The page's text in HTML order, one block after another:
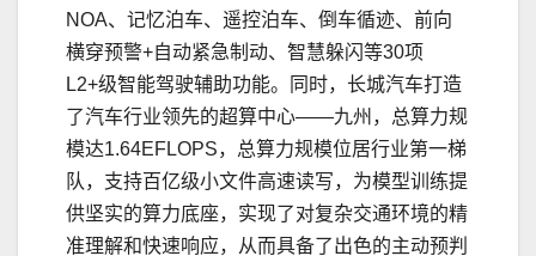
NOA、记忆泊车、遥控泊车、倒车循迹、前向
横穿预警+自动紧急制动、智慧躲闪等30项
L2+级智能驾驶辅助功能。同时，长城汽车打造
了汽车行业领先的超算中⼼——九州，总算力规
模达1.64EFLOPS，总算力规模位居行业第⼀梯
队，支持百亿级小文件高速读写，为模型训练提
供坚实的算力底座，实现了对复杂交通环境的精
准理解和快速响应，从而具备了出色的主动预判